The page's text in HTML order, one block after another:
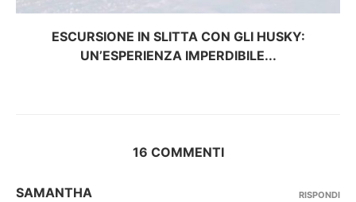
ESCURSIONE IN SLITTA CON GLI HUSKY:
UN’ESPERIENZA IMPERDIBILE...
16 COMMENTI
SAMANTHA RISPONDI